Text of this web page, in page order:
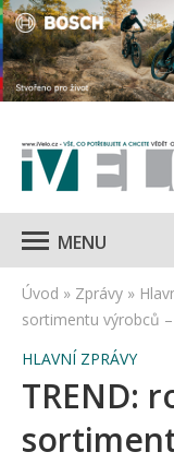
MENU
Úvod » Zprávy »
sortimentu výrobců
HLAVNÍ ZPRÁVY
TREND: